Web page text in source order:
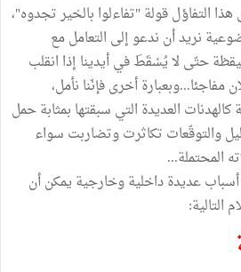
التفاؤل قولة "تفاءلوا بالخير تجدوه"،
نريد أن ندعو إلى التعامل مع
حتّى لا يُسْقَطَ في أيدينا إذا انقلب
مفاجئا...وبعبارة أخرى فإنّنا نأمل،
العديدة التي سبقتها بمثابة حمل
والتوقّعات تكاثرت وتضاربت سواء
المحتملة...
عديدة داخلية وخارجية يمكن أن